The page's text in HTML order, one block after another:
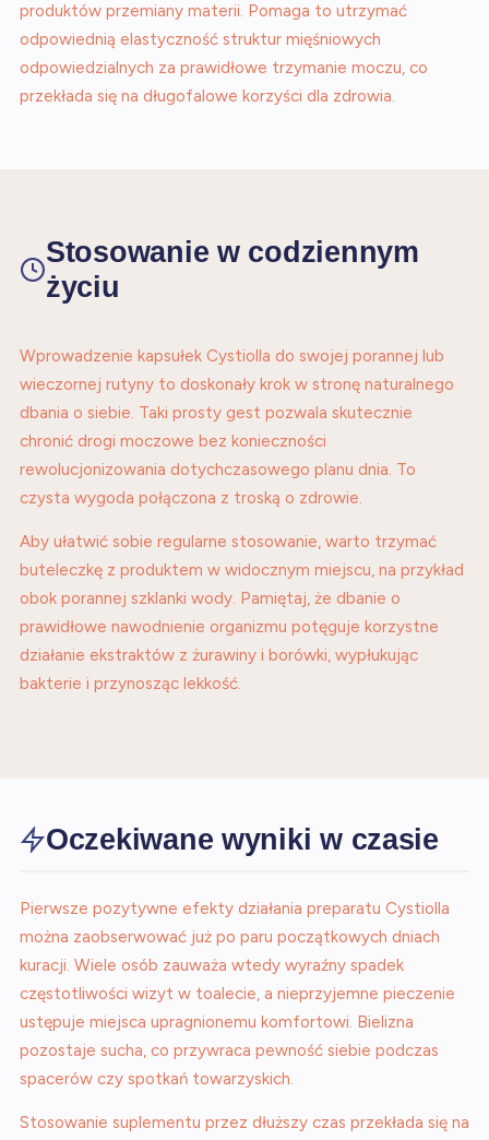
produktów przemiany materii. Pomaga to utrzymać
odpowiednią elastyczność struktur mięśniowych
odpowiedzialnych za prawidłowe trzymanie moczu, co
przekłada się na długofalowe korzyści dla zdrowia.
Stosowanie w codziennym
życiu
Wprowadzenie kapsułek Cystiolla do swojej porannej lub
wieczornej rutyny to doskonały krok w stronę naturalnego
dbania o siebie. Taki prosty gest pozwala skutecznie
chronić drogi moczowe bez konieczności
rewolucjonizowania dotychczasowego planu dnia. To
czysta wygoda połączona z troską o zdrowie.
Aby ułatwić sobie regularne stosowanie, warto trzymać
buteleczkę z produktem w widocznym miejscu, na przykład
obok porannej szklanki wody. Pamiętaj, że dbanie o
prawidłowe nawodnienie organizmu potęguje korzystne
działanie ekstraktów z żurawiny i borówki, wypłukując
bakterie i przynosząc lekkość.
Oczekiwane wyniki w czasie
Pierwsze pozytywne efekty działania preparatu Cystiolla
można zaobserwować już po paru początkowych dniach
kuracji. Wiele osób zauważa wtedy wyraźny spadek
częstotliwości wizyt w toalecie, a nieprzyjemne pieczenie
ustępuje miejsca upragnionemu komfortowi. Bielizna
pozostaje sucha, co przywraca pewność siebie podczas
spacerów czy spotkań towarzyskich.
Stosowanie suplementu przez dłuższy czas przekłada się na